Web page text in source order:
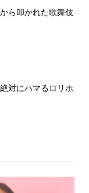
ら叩かれた歌舞伎
対にハマるロリホ